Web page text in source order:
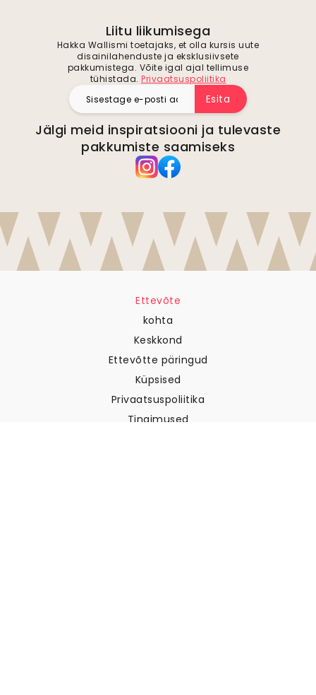
Liitu liikumisega
Hakka Wallismi toetajaks, et olla kursis uute
disainilahenduste ja eksklusiivsete
pakkumistega. Võite igal ajal tellimuse
tühistada. Privaatsuspoliitika
Esita
Jälgi meid inspiratsiooni ja tulevaste
pakkumiste saamiseks
Ettevõte
kohta
Keskkond
Ettevõtte päringud
Küpsised
Privaatsuspoliitika
Tingimused